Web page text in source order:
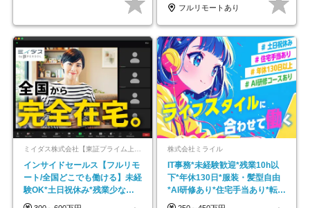
フルリモートあり
インサイドセールス【フルリモ
ート/全国どこでも働ける】未経
験OK*土日祝休み*残業少なめ*
在宅勤務手当あり
株式会社ミライル
IT事務*未経験歓迎*残業10h以
下*年休130日*服装・髪型自由
*AI研修あり*住宅手当あり*転勤
なし